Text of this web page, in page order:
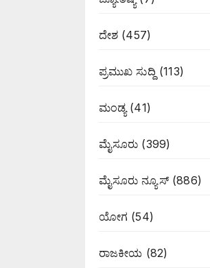
ದೇಶ(457)
ಪ್ರಮುಖ ಸುದ್ದಿ (113)
ಮಂಡ್ಯ(41)
ಮೈಸೂರು (399)
ಮೈಸೂರು ನ್ಯೂಸ್(886)
ಯೋಗ (54)
ರಾಜಕೀಯ (82)